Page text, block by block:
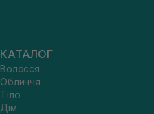
КАТАЛОГ
Волосся
Обличчя
Тіло
Дім